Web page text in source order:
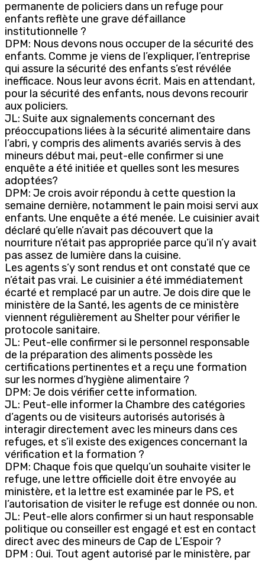
permanente de policiers dans un refuge pour
enfants reflète une grave défaillance
institutionnelle ?
DPM: Nous devons nous occuper de la sécurité des
enfants. Comme je viens de l’expliquer, l’entreprise
qui assure la sécurité des enfants s’est révélée
inefficace. Nous leur avons écrit. Mais en attendant,
pour la sécurité des enfants, nous devons recourir
aux policiers.
JL: Suite aux signalements concernant des
préoccupations liées à la sécurité alimentaire dans
l’abri, y compris des aliments avariés servis à des
mineurs début mai, peut-elle confirmer si une
enquête a été initiée et quelles sont les mesures
adoptées?
DPM: Je crois avoir répondu à cette question la
semaine dernière, notamment le pain moisi servi aux
enfants. Une enquête a été menée. Le cuisinier avait
déclaré qu’elle n’avait pas découvert que la
nourriture n’était pas appropriée parce qu’il n’y avait
pas assez de lumière dans la cuisine.
Les agents s’y sont rendus et ont constaté que ce
n’était pas vrai. Le cuisinier a été immédiatement
écarté et remplacé par un autre. Je dois dire que le
ministère de la Santé, les agents de ce ministère
viennent régulièrement au Shelter pour vérifier le
protocole sanitaire.
JL: Peut-elle confirmer si le personnel responsable
de la préparation des aliments possède les
certifications pertinentes et a reçu une formation
sur les normes d’hygiène alimentaire ?
DPM: Je dois vérifier cette information.
JL: Peut-elle informer la Chambre des catégories
d’agents ou de visiteurs autorisés autorisés à
interagir directement avec les mineurs dans ces
refuges, et s’il existe des exigences concernant la
vérification et la formation ?
DPM: Chaque fois que quelqu’un souhaite visiter le
refuge, une lettre officielle doit être envoyée au
ministère, et la lettre est examinée par le PS, et
l’autorisation de visiter le refuge est donnée ou non.
JL: Peut-elle alors confirmer si un haut responsable
politique ou conseiller est engagé et est en contact
direct avec des mineurs de Cap de L’Espoir ?
DPM : Oui. Tout agent autorisé par le ministère, par